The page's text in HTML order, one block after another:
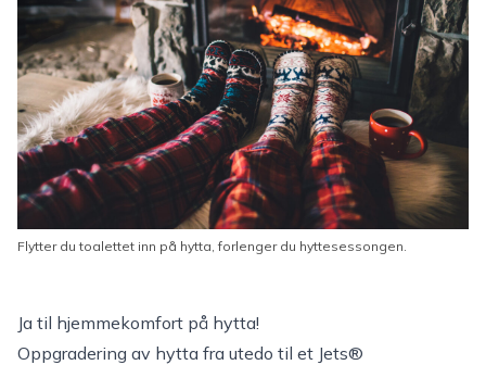
Flytter du toalettet inn på hytta, forlenger du hyttesessongen.
Ja til hjemmekomfort på hytta!
Oppgradering av hytta fra utedo til et Jets®